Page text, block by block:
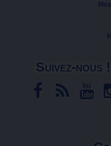
Suivez-nous !